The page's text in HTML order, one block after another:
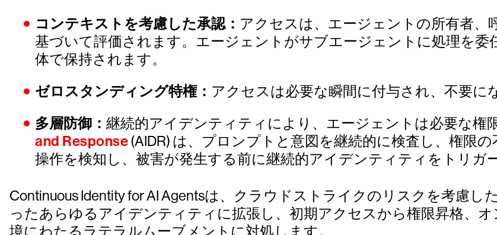
コンテキストを考慮した承認： アクセスは、エージェントの所有者、
基づいて評価されます。エージェントがサブエージェントに処理を
体で保持されます。
ゼロスタンディング特権： アクセスは必要な瞬間に付与され、不要に
多層防御： 継続的アイデンティティにより、エージェントは必要な権
and Response(AIDR) は、プロンプトと意図を継続的に検査し、権限
操作を検知し、被害が発生する前に継続的アイデンティティをトリガ
Continuous Identity for AI Agentsは、クラウドストライクのリスクを考慮
ったあらゆるアイデンティティに拡張し、初期アクセスから権限昇格、
境にわたるラテラルムーブメントに対処します。